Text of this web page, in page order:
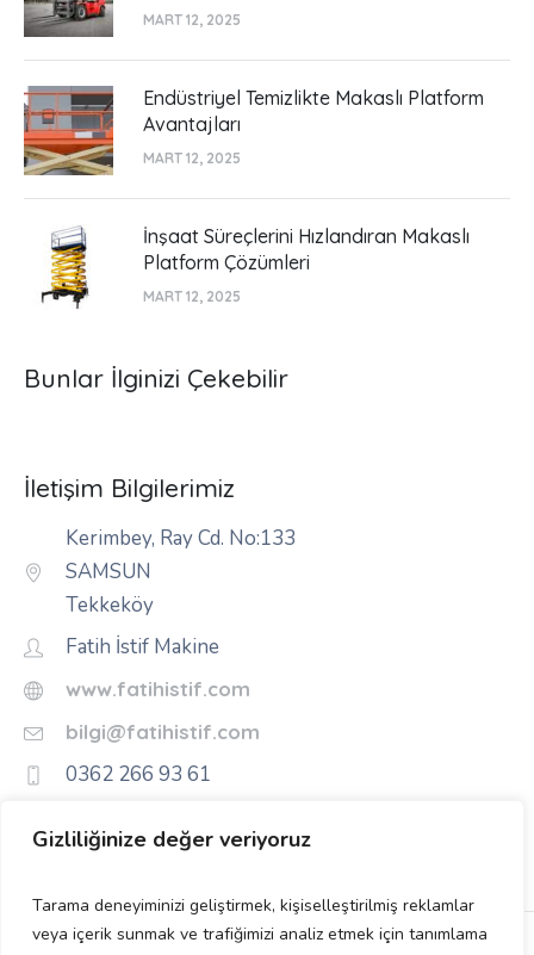
Gizliliğinize değer veriyoruz
Tarama deneyiminizi geliştirmek, kişiselleştirilmiş reklamlar
veya içerik sunmak ve trafiğimizi analiz etmek için tanımlama
MART 12, 2025
Endüstriyel Temizlikte Makaslı Platform
Avantajları
MART 12, 2025
İnşaat Süreçlerini Hızlandıran Makaslı
Platform Çözümleri
MART 12, 2025
Bunlar İlginizi Çekebilir
İletişim Bilgilerimiz
Kerimbey, Ray Cd. No:133
SAMSUN
Tekkeköy
Fatih İstif Makine
www.fatihistif.com
bilgi@fatihistif.com
0362 266 93 61